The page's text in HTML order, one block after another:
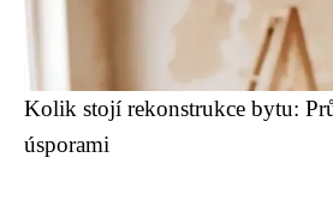
Kolik stojí rekonstrukce bytu:
úsporami